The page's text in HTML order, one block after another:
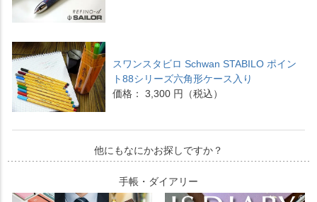
スワンスタビロ Schwan STABILO ポイン
ト88シリーズ六角形ケース入り
価格： 3,300 円（税込）
他にもなにかお探しですか？
手帳・ダイアリー